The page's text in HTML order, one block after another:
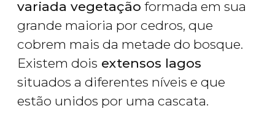
variada vegetação formada em sua
grande maioria por cedros, que
cobrem mais da metade do bosque.
Existem dois extensos lagos
situados a diferentes níveis e que
estão unidos por uma cascata.